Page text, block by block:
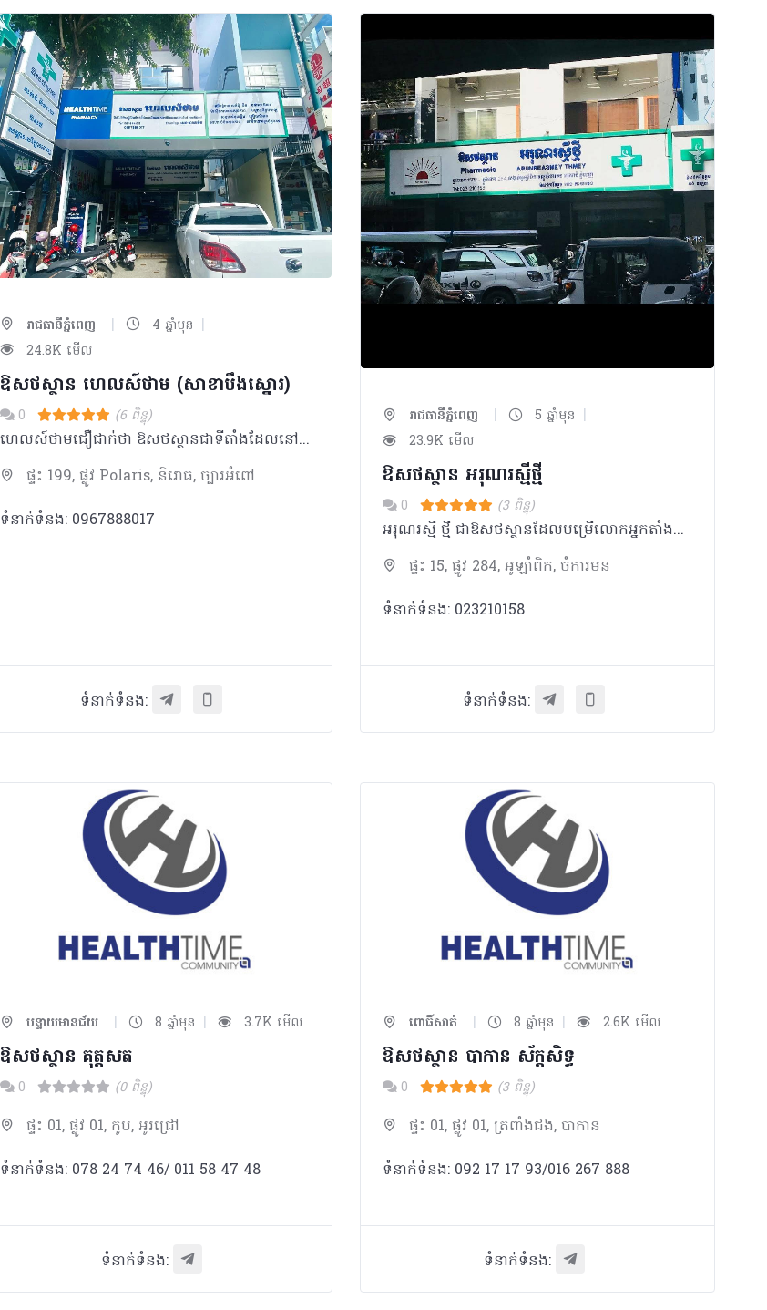
រាជធានីភ្នំពេញ | 4 ឆ្នាំមុន |
24.8K មើល
ឱសថស្ថាន ហេលស៍ថាម (សាខាបឹងស្នោរ)
0 (6 ពិន្ទុ)
ហេលស៍ថាមជឿជាក់ថា ឱសថស្ថានជាទីតាំងដែលនៅក្បែរប្រជាជនកម្ពុជា ដែលអាចផ្តល់នូវគំរូសេវាកម្ម ផលិតផល ចំណេះដឹង និងការប្រឹក្សាដល់ប្រជាជនគ្រប់ស្រទាប់វណ្ណៈ។ ក្រៅពីមានលក់ឱសថ វីតាមីន និងអាហារបំប៉នដូចឱសថស្ថានផ្សេងៗទៀត ឱសថស្ថាន ហេលស៍ថាម ផ្តោតសំខាន់លើទស្សនវិស័យដូចជា៖ _ ជម្រុញការប្រើប្រាស់ផលិតផលសម្រាប់តាមដានសុខភាពជាប្រចាំ និងផលិតផលដែលធានាសុវត្ថិភាពក្នុងការរស់នៅប្រចាំថ្ងៃ ដើម្បីជាផ្នែកមួយក្នុងការយកចិត្តទុកដាក់ និងការដឹងគុណដល់មនុស្សជុំវិញខ្លួន ជាពិសេសឪពុកម្តាយ យាយតា _ សម្ភារៈការពារសមរម្យក្នុងការធ្វើលំហាត់ប្រាណដោយសុវត្ថិភាព និងផលិតផលសម្រាប់ប្រើប្រាស់ក្រោយមានការថ្លោះគ្រិចផ្សេងៗ ដើម្បីជម្រុញការហាត់ប្រាណ
ផ្ទះ 199, ផ្លូវ Polaris, និរោធ, ច្បារអំពៅ
ទំនាក់ទំនង: 0967888017
ទំនាក់ទំនង:
រាជធានីភ្នំពេញ | 5 ឆ្នាំមុន |
23.9K មើល
ឱសថស្ថាន អរុណរស្មីថ្មី
0 (3 ពិន្ទុ)
អរុណរស្មី ថ្មី ជាឱសថស្ថានដែលបម្រើលោកអ្នកតាំងពីឆ្នាំ ១៩៨៦
ផ្ទះ 15, ផ្លូវ 284, អូឡាំពិក, ចំការមន
ទំនាក់ទំនង: 023210158
ទំនាក់ទំនង:
បន្ទាយមានជ័យ | 8 ឆ្នាំមុន | 3.7K មើល
ឱសថស្ថាន គុត្តសត
0 (0 ពិន្ទុ)
ផ្ទះ 01, ផ្លូវ 01, កូប, អូរជ្រៅ
ទំនាក់ទំនង: 078 24 74 46/ 011 58 47 48
ទំនាក់ទំនង:
ពោធិ៍សាត់ | 8 ឆ្នាំមុន | 2.6K មើល
ឱសថស្ថាន បាកាន ស័ក្តសិទ្ធ
0 (3 ពិន្ទុ)
ផ្ទះ 01, ផ្លូវ 01, ត្រពាំងជង, បាកាន
ទំនាក់ទំនង: 092 17 17 93/016 267 888
ទំនាក់ទំនង: